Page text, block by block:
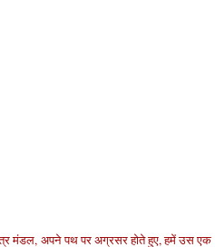
मंडल,अपनेपथ परअग्रसर होते हुए, हमें उस एक